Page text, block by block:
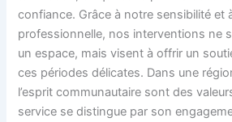
confiance. Grâce à notre sensibilité et
professionnelle, nos interventions ne
un espace, mais visent à offrir un
ces périodes délicates. Dans une
l’esprit communautaire sont des
service se distingue par son